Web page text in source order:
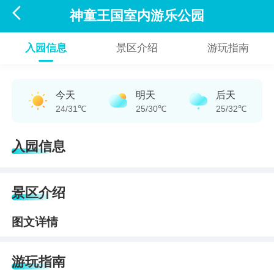
 神童王国室内游乐公园
入园信息 景区介绍 游玩指南
今天
24/31℃
明天
25/30℃
后天
25/32℃
入园信息
景区介绍
图文详情
游玩指南